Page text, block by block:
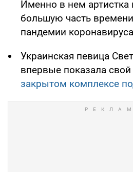
Именно в нем артистка
большую часть
пандемии
Украинская певица
впервые показала свой
закрытом комплексе